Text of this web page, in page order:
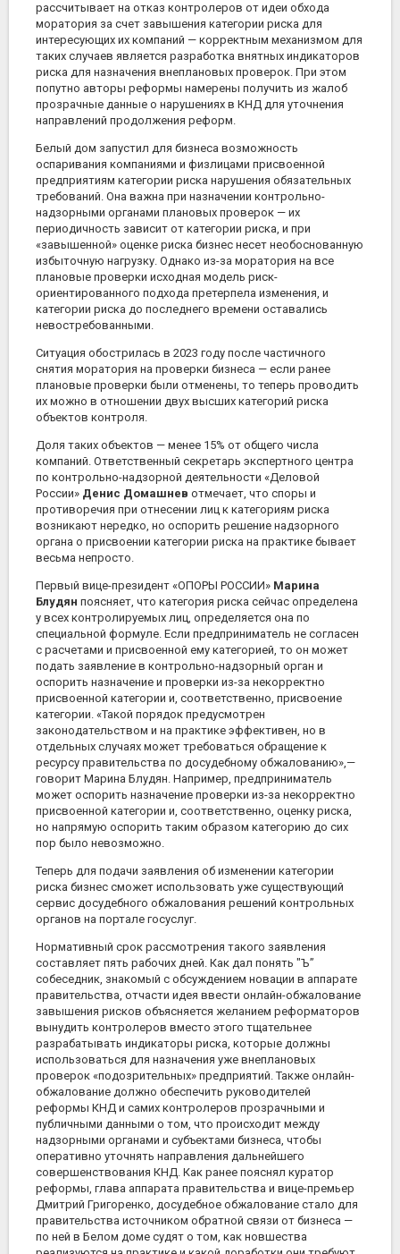
рассчитывает на отказ контролеров от идеи обхода
моратория за счет завышения категории риска для
интересующих их компаний — корректным механизмом для
таких случаев является разработка внятных индикаторов
риска для назначения внеплановых проверок. При этом
попутно авторы реформы намерены получить из жалоб
прозрачные данные о нарушениях в КНД для уточнения
направлений продолжения реформ.
Белый дом запустил для бизнеса возможность
оспаривания компаниями и физлицами присвоенной
предприятиям категории риска нарушения обязательных
требований. Она важна при назначении контрольно-
надзорными органами плановых проверок — их
периодичность зависит от категории риска, и при
«завышенной» оценке риска бизнес несет необоснованную
избыточную нагрузку. Однако из-за моратория на все
плановые проверки исходная модель риск-
ориентированного подхода претерпела изменения, и
категории риска до последнего времени оставались
невостребованными.
Ситуация обострилась в 2023 году после частичного
снятия моратория на проверки бизнеса — если ранее
плановые проверки были отменены, то теперь проводить
их можно в отношении двух высших категорий риска
объектов контроля.
Доля таких объектов — менее 15% от общего числа
компаний. Ответственный секретарь экспертного центра
по контрольно-надзорной деятельности «Деловой
России» Денис Домашнев отмечает, что споры и
противоречия при отнесении лиц к категориям риска
возникают нередко, но оспорить решение надзорного
органа о присвоении категории риска на практике бывает
весьма непросто.
Первый вице-президент «ОПОРЫ РОССИИ» Марина
Блудян поясняет, что категория риска сейчас определена
у всех контролируемых лиц, определяется она по
специальной формуле. Если предприниматель не согласен
с расчетами и присвоенной ему категорией, то он может
подать заявление в контрольно-надзорный орган и
оспорить назначение и проверки из-за некорректно
присвоенной категории и, соответственно, присвоение
категории. «Такой порядок предусмотрен
законодательством и на практике эффективен, но в
отдельных случаях может требоваться обращение к
ресурсу правительства по досудебному обжалованию»,—
говорит Марина Блудян. Например, предприниматель
может оспорить назначение проверки из-за некорректно
присвоенной категории и, соответственно, оценку риска,
но напрямую оспорить таким образом категорию до сих
пор было невозможно.
Теперь для подачи заявления об изменении категории
риска бизнес сможет использовать уже существующий
сервис досудебного обжалования решений контрольных
органов на портале госуслуг.
Нормативный срок рассмотрения такого заявления
составляет пять рабочих дней. Как дал понять "Ъ”
собеседник, знакомый с обсуждением новации в аппарате
правительства, отчасти идея ввести онлайн-обжалование
завышения рисков объясняется желанием реформаторов
вынудить контролеров вместо этого тщательнее
разрабатывать индикаторы риска, которые должны
использоваться для назначения уже внеплановых
проверок «подозрительных» предприятий. Также онлайн-
обжалование должно обеспечить руководителей
реформы КНД и самих контролеров прозрачными и
публичными данными о том, что происходит между
надзорными органами и субъектами бизнеса, чтобы
оперативно уточнять направления дальнейшего
совершенствования КНД. Как ранее пояснял куратор
реформы, глава аппарата правительства и вице-премьер
Дмитрий Григоренко, досудебное обжалование стало для
правительства источником обратной связи от бизнеса —
по ней в Белом доме судят о том, как новшества